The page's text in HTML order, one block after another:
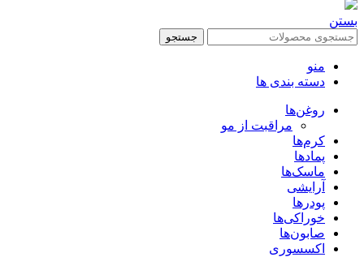
بستن
جستجو
منو
دسته بندی ها
روغن‌ها
مراقبت از مو
کرم‌ها
پمادها
ماسک‌ها
آرایشی
پودرها
خوراکی‌ها
صابون‌ها
اکسسوری